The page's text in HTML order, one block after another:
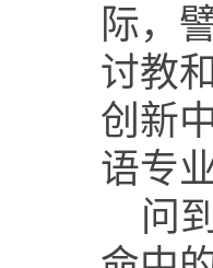
际，
讨教
创新
语专
问